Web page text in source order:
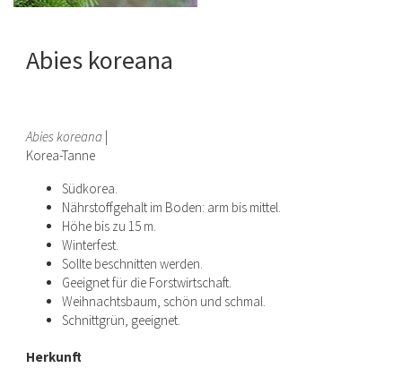
Abies koreana
Abies koreana
Korea-Tanne
Südkorea.
Nährstoffgehalt im Boden: arm bis mittel.
Höhe bis zu 15 m.
Winterfest.
Sollte beschnitten werden.
Geeignet für die Forstwirtschaft.
Weihnachtsbaum, schön und schmal.
Schnittgrün, geeignet.
Herkunft